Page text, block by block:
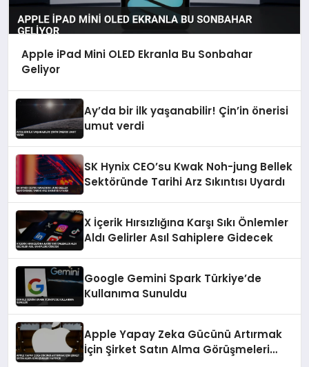
Apple iPad Mini OLED Ekranla Bu Sonbahar
Geliyor
Ay’da bir ilk yaşanabilir! Çin’in önerisi
umut verdi
SK Hynix CEO’su Kwak Noh-jung Bellek
Sektöründe Tarihi Arz Sıkıntısı Uyardı
X İçerik Hırsızlığına Karşı Sıkı Önlemler
Aldı Gelirler Asıl Sahiplere Gidecek
Google Gemini Spark Türkiye’de
Kullanıma Sunuldu
Apple Yapay Zeka Gücünü Artırmak
İçin Şirket Satın Alma Görüşmeleri